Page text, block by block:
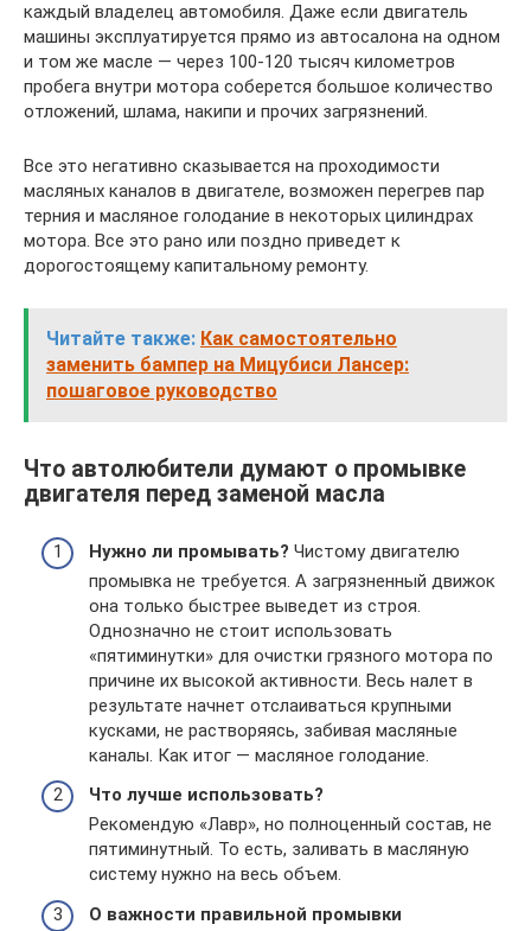
каждый владелец автомобиля. Даже если двигатель
машины эксплуатируется прямо из автосалона на одном
и том же масле — через 100-120 тысяч километров
пробега внутри мотора соберется большое количество
отложений, шлама, накипи и прочих загрязнений.
Все это негативно сказывается на проходимости
масляных каналов в двигателе, возможен перегрев пар
терния и масляное голодание в некоторых цилиндрах
мотора. Все это рано или поздно приведет к
дорогостоящему капитальному ремонту.
Читайте также: Как самостоятельно
заменить бампер на Мицубиси Лансер:
пошаговое руководство
Что автолюбители думают о промывке
двигателя перед заменой масла
Нужно ли промывать? Чистому двигателю
промывка не требуется. А загрязненный движок
она только быстрее выведет из строя.
Однозначно не стоит использовать
«пятиминутки» для очистки грязного мотора по
причине их высокой активности. Весь налет в
результате начнет отслаиваться крупными
кусками, не растворяясь, забивая масляные
каналы. Как итог — масляное голодание.
Что лучше использовать?
Рекомендую «Лавр», но полноценный состав, не
пятиминутный. То есть, заливать в масляную
систему нужно на весь объем.
О важности правильной промывки